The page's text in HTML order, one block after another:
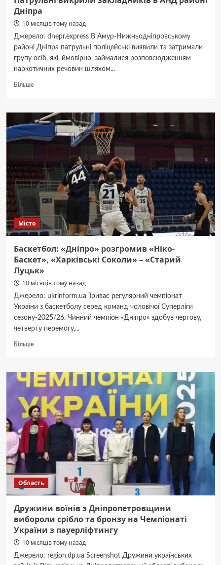
Дніпра
10 місяців тому назад
Джерело: dnepr.express В Амур-Нижньодніпровському
районі Дніпра патрульні поліцейські виявили та затримали
групу осіб, які, ймовірно, займалися розповсюдженням
наркотичних речовин шляхом...
БільшеДокладніше
викрили
закладників
АНД
Місто
Баскетбол: «Дніпро» розгромив «Ніко-
Баскет», «Харківські Соколи» – «Старий
Луцьк»
10 місяців тому назад
Джерело: ukrinform.ua Триває регулярний чемпіонат
України з баскетболу серед команд чоловічої Суперліги
сезону-2025/26. Чинний чемпіон «Дніпро» здобув чергову,
четверту перемогу,...
БільшеДокладніше
«Дніпро»
розгромив
«Ніко-
Баскет»,
«Харківські
Соколи»
–
«Старий
Область
Дружини воїнів з Дніпропетровщини
вибороли срібло та бронзу на Чемпіонаті
України з пауерліфтингу
10 місяців тому назад
Джерело: region.dp.ua Screenshot Дружини українських